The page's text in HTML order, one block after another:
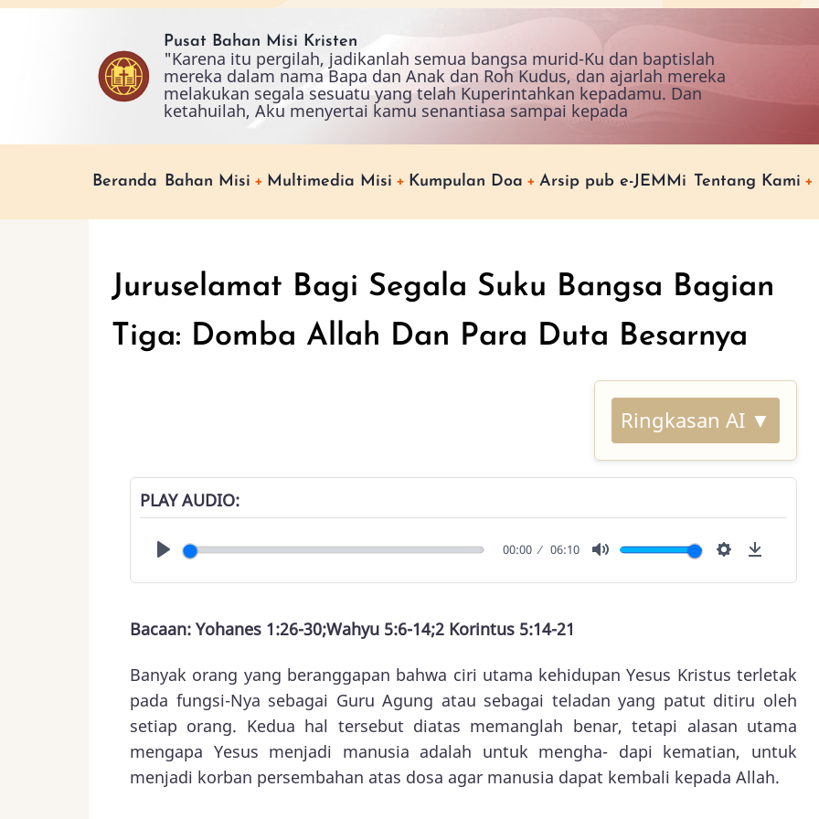
Skip
Pusat Bahan Misi Kristen
"Karena itu pergilah, jadikanlah semua bangsa murid-Ku dan baptislah
mereka dalam nama Bapa dan Anak dan Roh Kudus, dan ajarlah mereka
melakukan segala sesuatu yang telah Kuperintahkan kepadamu. Dan
ketahuilah, Aku menyertai kamu senantiasa sampai kepada
Main
Beranda Bahan Misi Multimedia Misi Kumpulan Doa Arsip pub e-JEMMi Tentang Kami
Juruselamat Bagi Segala Suku Bangsa Bagian
Tiga: Domba Allah Dan Para Duta Besarnya
Ringkasan AI ▼
PLAY AUDIO
00:00 06:10
Bacaan: Yohanes 1:26-30;Wahyu 5:6-14;2 Korintus 5:14-21
Banyak orang yang beranggapan bahwa ciri utama kehidupan Yesus Kristus terletak
pada fungsi-Nya sebagai Guru Agung atau sebagai teladan yang patut ditiru oleh
setiap orang. Kedua hal tersebut diatas memanglah benar, tetapi alasan utama
mengapa Yesus menjadi manusia adalah untuk mengha- dapi kematian, untuk
menjadi korban persembahan atas dosa agar manusia dapat kembali kepada Allah.